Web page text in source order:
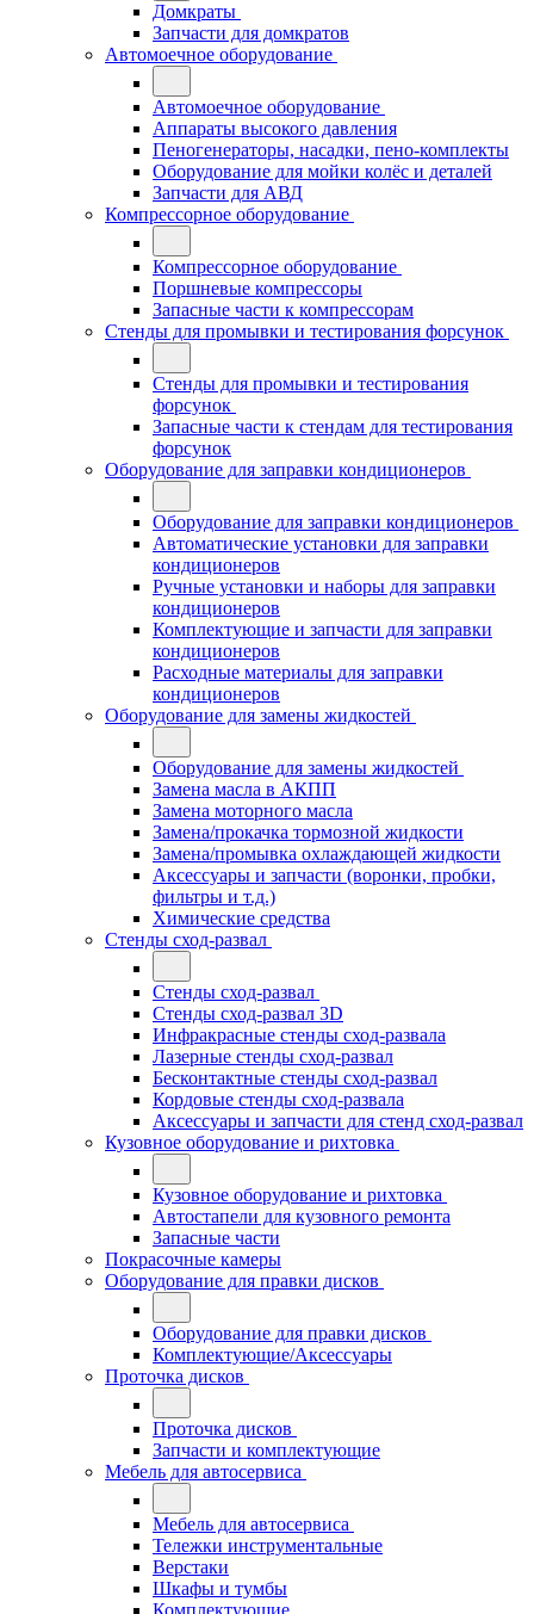
Домкраты
Запчасти для домкратов
Автомоечное оборудование
Автомоечное оборудование
Аппараты высокого давления
Пеногенераторы, насадки, пено-комплекты
Оборудование для мойки колёс и деталей
Запчасти для АВД
Компрессорное оборудование
Компрессорное оборудование
Поршневые компрессоры
Запасные части к компрессорам
Стенды для промывки и тестирования форсунок
Стенды для промывки и тестирования
форсунок
Запасные части к стендам для тестирования
форсунок
Оборудование для заправки кондиционеров
Оборудование для заправки кондиционеров
Автоматические установки для заправки
кондиционеров
Ручные установки и наборы для заправки
кондиционеров
Комплектующие и запчасти для заправки
кондиционеров
Расходные материалы для заправки
кондиционеров
Оборудование для замены жидкостей
Оборудование для замены жидкостей
Замена масла в АКПП
Замена моторного масла
Замена/прокачка тормозной жидкости
Замена/промывка охлаждающей жидкости
Аксессуары и запчасти (воронки, пробки,
фильтры и т.д.)
Химические средства
Стенды сход-развал
Стенды сход-развал
Стенды сход-развал 3D
Инфракрасные стенды сход-развала
Лазерные стенды сход-развал
Бесконтактные стенды сход-развал
Кордовые стенды сход-развала
Аксессуары и запчасти для стенд сход-развал
Кузовное оборудование и рихтовка
Кузовное оборудование и рихтовка
Автостапели для кузовного ремонта
Запасные части
Покрасочные камеры
Оборудование для правки дисков
Оборудование для правки дисков
Комплектующие/Аксессуары
Проточка дисков
Проточка дисков
Запчасти и комплектующие
Мебель для автосервиса
Мебель для автосервиса
Тележки инструментальные
Верстаки
Шкафы и тумбы
Комплектующие